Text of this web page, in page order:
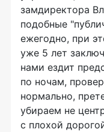
замдиректора
подобные
ежегодно, при
уже 5 лет
нами ездит
по ночам,
нормально,
убираем не
с плохой